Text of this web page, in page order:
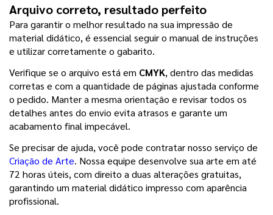
Arquivo correto, resultado perfeito
Para garantir o melhor resultado na sua impressão de
material didático, é essencial seguir o manual de instruções
e utilizar corretamente o gabarito.
Verifique se o arquivo está em CMYK, dentro das medidas
corretas e com a quantidade de páginas ajustada conforme
o pedido. Manter a mesma orientação e revisar todos os
detalhes antes do envio evita atrasos e garante um
acabamento final impecável.
Criação de Arte. Nossa equipe desenvolve sua arte em até
72 horas úteis, com direito a duas alterações gratuitas,
garantindo um material didático impresso com aparência
profissional.